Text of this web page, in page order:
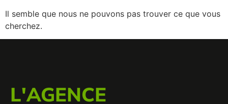
Il semble que nous ne pouvons pas trouver ce que vous
cherchez.
L'AGENCE